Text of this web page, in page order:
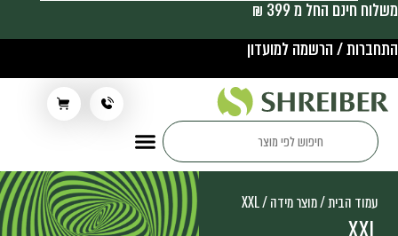
משלוח חינם החל מ 399 ₪
התחברות / הרשמה למועדון
עמוד הבית/ מוצר מידה / XXL